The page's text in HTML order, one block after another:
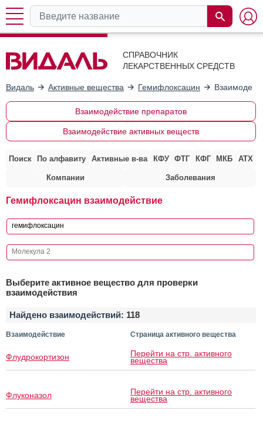
СПРАВОЧНИК
ЛЕКАРСТВЕННЫХ СРЕДСТВ
Видаль Активные вещества Гемифлоксацин
Взаимодействие препаратов
Взаимодействие активных веществ
Поиск По алфавиту Активные в-ва КФУ ФТГ КФГ МКБ АТХ
Компании Заболевания
Гемифлоксацин взаимодействие
Выберите активное вещество для проверки
взаимодействия
Найдено взаимодействий: 118
Взаимодействие Страница активного вещества
Флудрокортизон Перейти на стр. активного
вещества
Флуконазол Перейти на стр. активного
вещества